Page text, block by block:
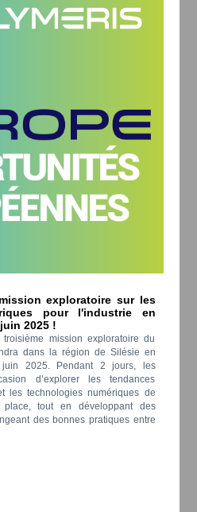
exploratoire sur les
pour l'industrie en
2025 !
mission exploratoire du
dans la région de Silésie en
2025. Pendant 2 jours, les
d’explorer les tendances
les technologies numériques de
place, tout en développant des
des bonnes pratiques entre